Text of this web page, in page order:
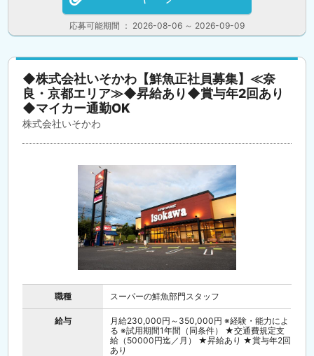
応募可能期間 ： 2026-08-06 ～ 2026-09-09
◆株式会社いそかわ【鮮魚正社員募集】≪奈
良・京都エリア≫◆昇給あり◆賞与年2回あり
◆マイカー通勤OK
株式会社いそかわ
職種 スーパーの鮮魚部門スタッフ
給与
月給230,000円～350,000円 ※経験・能力によ
る ※試用期間1年間（同条件） ★交通費規定支
給（50000円迄／月） ★昇給あり ★賞与年2回
あり